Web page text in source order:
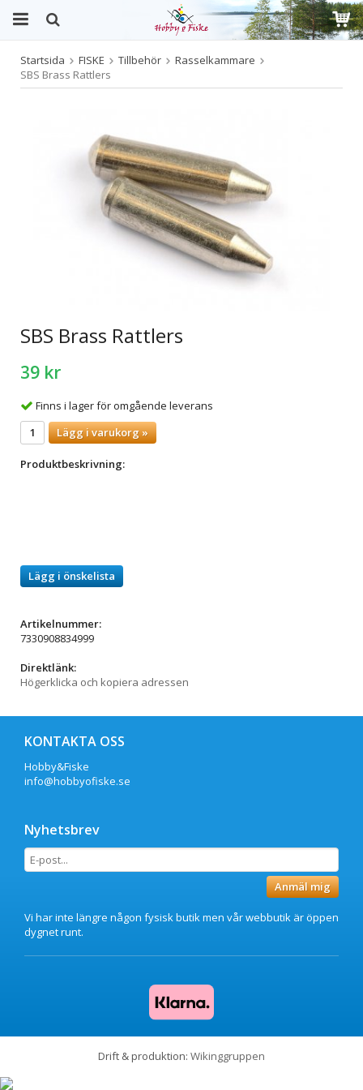
Produkten har blivit tillagd i varukorgen
Startsida FISKE Tillbehör
Rasselkammare
SBS Brass Rattlers
SBS Brass Rattlers
39 kr
Finns i lager för omgående leverans
Lägg i varukorg »
Produktbeskrivning:
Lägg i önskelista
Artikelnummer:
7330908834999
Direktlänk:
Högerklicka och kopiera adressen
KONTAKTA OSS
Hobby&Fiske
info@hobbyofiske.se
Nyhetsbrev
Anmäl mig
Vi har inte längre någon fysisk butik men vår webbutik är öppen
dygnet runt.
Drift & produktion: Wikinggruppen